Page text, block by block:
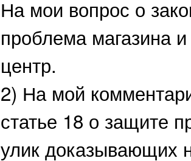
На мои вопрос о
проблема магазина
центр.
2) На мой
статье 18 о защите
улик доказывающих